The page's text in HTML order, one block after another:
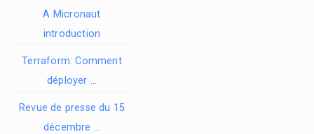
A Micronaut
introduction
Terraform: Comment
déployer …
Revue de presse du 15
décembre …